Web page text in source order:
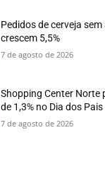
Pedidos de cerveja sem
crescem 5,5%
7 de agosto de 2026
Shopping Center Norte
de 1,3% no Dia dos Pais
7 de agosto de 2026